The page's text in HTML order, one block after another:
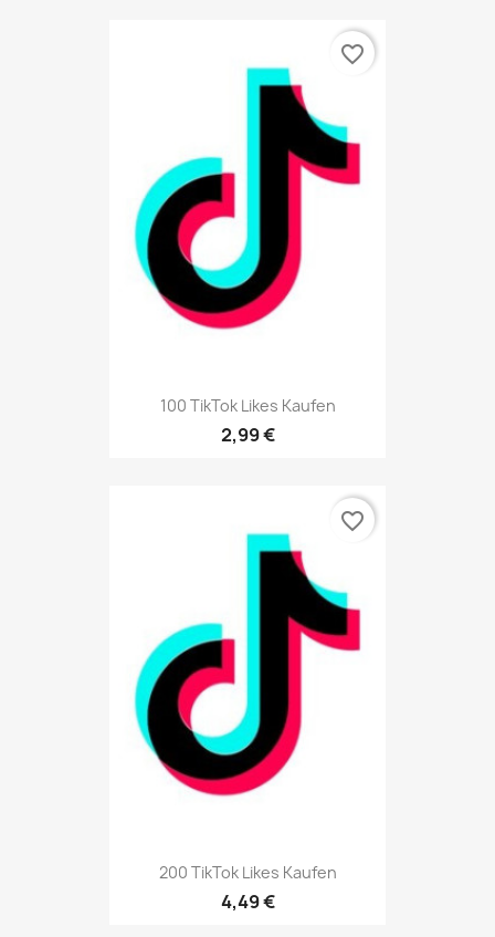
100 TikTok Likes Kaufen
2,99 €
favorite_border
200 TikTok Likes Kaufen
4,49 €
favorite_border